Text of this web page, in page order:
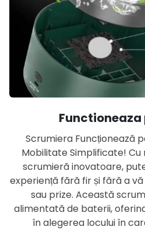
Scrumiera Funcționează
Mobilitate Simplificate!
scrumieră inovatoare,
experiență fără fir și fără a
sau prize. Această
alimentată de baterii,
în alegerea locului în